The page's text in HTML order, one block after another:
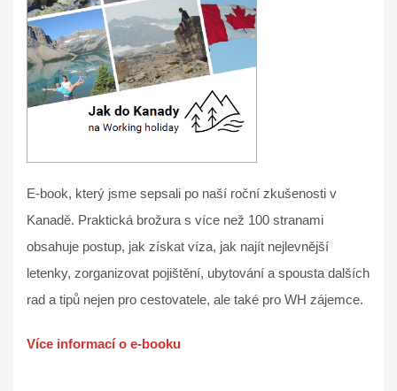
E-book, který jsme sepsali po naší roční zkušenosti v
Kanadě. Praktická brožura s více než 100 stranami
obsahuje postup, jak získat víza, jak najít nejlevnější
letenky, zorganizovat pojištění, ubytování a spousta dalších
rad a tipů nejen pro cestovatele, ale také pro WH zájemce.
Více informací o e-booku